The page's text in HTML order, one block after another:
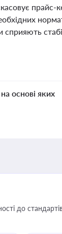
прайс-
основі яких
до